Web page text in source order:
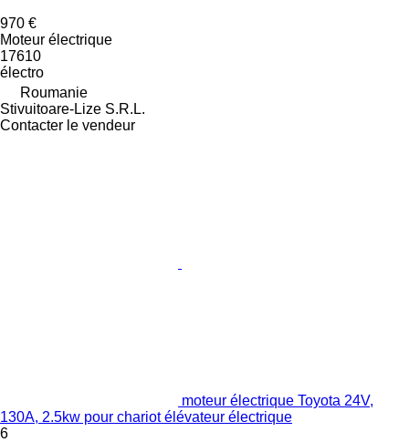
970 €
Moteur électrique
17610
électro
Roumanie
Stivuitoare-Lize S.R.L.
Contacter le vendeur
moteur électrique Toyota 24V,
130A, 2.5kw pour chariot élévateur électrique
6